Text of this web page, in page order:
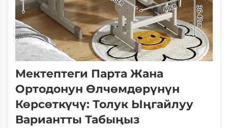
Мектептеги Парта Жана
Ортодонун Өлчөмдөрүнүн
Көрсөткүчү: Толук Ыңгайлуу
Вариантты Табыңыз